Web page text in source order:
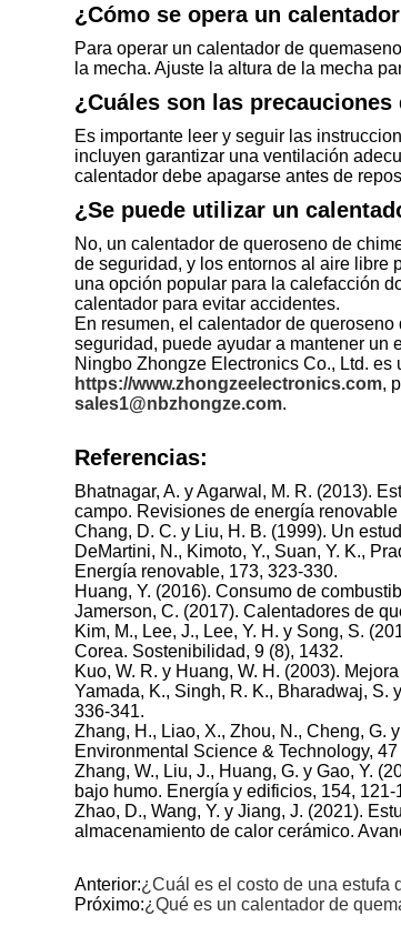
¿Cómo se opera un
Para operar un calentador de
la mecha. Ajuste la altura de la mecha
¿Cuáles son las
Es importante leer y seguir las
incluyen garantizar una ventilación
calentador debe apagarse antes de
¿Se puede utilizar un
No, un calentador de queroseno de
de seguridad, y los entornos al aire libre
una opción popular para la calefacción
calentador para evitar accidentes.
En resumen, el calentador de
seguridad, puede ayudar a mantener un
Ningbo Zhongze Electronics Co., Ltd.
https://www.zhongzeelectronics.com,
sales1@nbzhongze.com.
Referencias:
Bhatnagar, A. y Agarwal, M. R. (2013).
campo. Revisiones de energía
Chang, D. C. y Liu, H. B. (1999). Un
DeMartini, N., Kimoto, Y., Suan, Y. K.,
Energía renovable, 173, 323-330.
Huang, Y. (2016). Consumo de
Jamerson, C. (2017). Calentadores de
Kim, M., Lee, J., Lee, Y. H. y Song, S.
Corea. Sostenibilidad, 9 (8), 1432.
Kuo, W. R. y Huang, W. H. (2003).
Yamada, K., Singh, R. K., Bharadwaj, S.
336-341.
Zhang, H., Liao, X., Zhou, N., Cheng, G.
Environmental Science & Technology,
Zhang, W., Liu, J., Huang, G. y Gao, Y.
bajo humo. Energía y edificios, 154, 121-
Zhao, D., Wang, Y. y Jiang, J. (2021).
almacenamiento de calor cerámico.
Anterior:¿Cuál es el costo de una estufa
Próximo:¿Qué es un calentador de